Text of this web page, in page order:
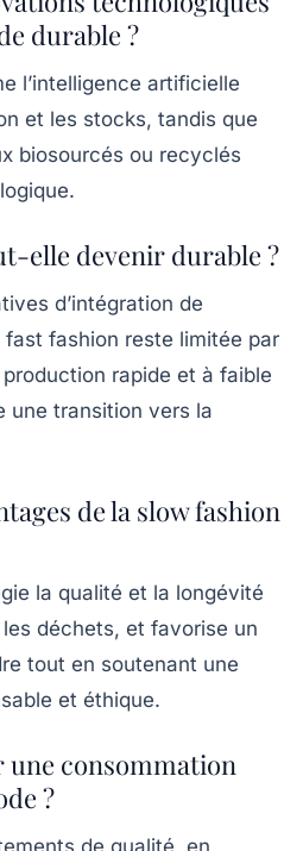
durable ?
l’intelligence artificielle
et les stocks, tandis que
biosourcés ou recyclés
elle devenir durable ?
d’intégration de
fashion reste limitée par
rapide et à faible
une transition vers la
de la slow fashion
la qualité et la longévité
déchets, et favorise un
tout en soutenant une
et éthique.
consommation
?